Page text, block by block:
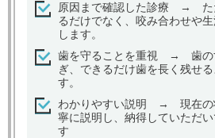
原因まで確認した診療 → た
るだけでなく、咬み合わせや
します。
歯を守ることを重視 → 歯の
ぎ、できるだけ歯を長く残せ
す。
わかりやすい説明 → 現在の
寧に説明し、納得していただ
す